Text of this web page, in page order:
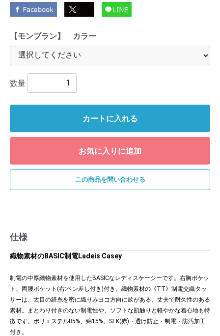
【モンブラン】 カラー
数量
カートに入れる
お気に入りに追加
この商品を問い合わせる
仕様
織物素材のBASIC制電Ladeis Casey
制電の中厚織物素材を使用したBASICなレディスケーシーです。右胸ポケッ
ト、両腰ポケット(右:ペン差し付き)付き。織物素材の《TT》制電交織タッ
サーは、太目の経糸を密に織りみヨコ方向に畝がある、丈夫で耐久性のある
素材。まとわり付きのない制電性や、ソフトな肌触りと軽やかな着心地も特
徴です。ポリエステル85%、綿15%。SEK(赤)・透け防止・制電・防汚加工
付き。